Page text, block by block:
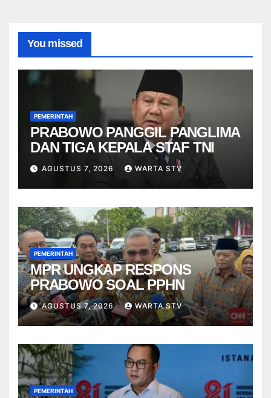
You missed
PEMERINTAH
PRABOWO PANGGIL PANGLIMA
DAN TIGA KEPALA STAF TNI
AGUSTUS 7, 2026 WARTA STV
PEMERINTAH
MPR UNGKAP RESPONS
PRABOWO SOAL PPHN
AGUSTUS 7, 2026 WARTA STV
PEMERINTAH